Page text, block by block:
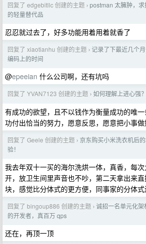
回复了 edgebitllc 创建的主题 › postman 太臃肿，
的轻量替代品
忍忍就过去了，好多功能用着用着就香了
回复了 xiaotianhu 创建的主题 › 记录了下最近几个
编码上的时间
@epeeian 什么公司啊，还有坑吗
回复了 YVAN7123 创建的主题 › 如何理解上进心强？
有成功的欲望，且不以钱作为衡量成功的唯
功付出恰当的努力，愿意反思，愿意把小事做
回复了 Geele 创建的主题 › 京东购买小米洗衣机后
验！
我去年双十一买的海尔洗烘一体，真香，每
开，放卫生间里声音也不吵，第二天拿出来
块，感觉比分体式的更方便，同事家的分体式
回复了 bingoup886 创建的主题 › 诚招一名单元化
的开发者，真百万 qps
还在，再顶一顶